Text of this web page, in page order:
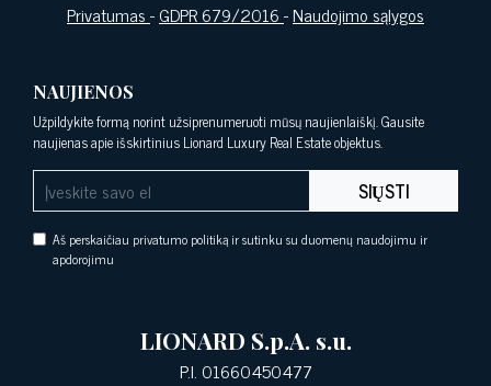
Privatumas-GDPR 679/2016-Naudojimo sąlygos
NAUJIENOS
Užpildykite formą norint užsiprenumeruoti mūsų naujienlaiškį. Gausite
naujienas apie išskirtinius Lionard Luxury Real Estate objektus.
SIŲSTI
Aš perskaičiau privatumo politiką ir sutinku su duomenų naudojimu ir
apdorojimu
LIONARD S.p.A. s.u.
P.I. 01660450477